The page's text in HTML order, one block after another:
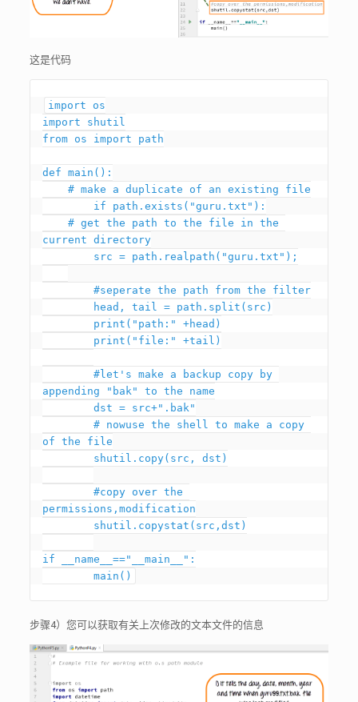
这是代码
import os
import shutil
from os import path
def main():
current directory
appending "bak" to the name
of the file
permissions,modification
if __name__=="__main__":
	main()
步骤4）您可以获取有关上次修改的文本文件的信息